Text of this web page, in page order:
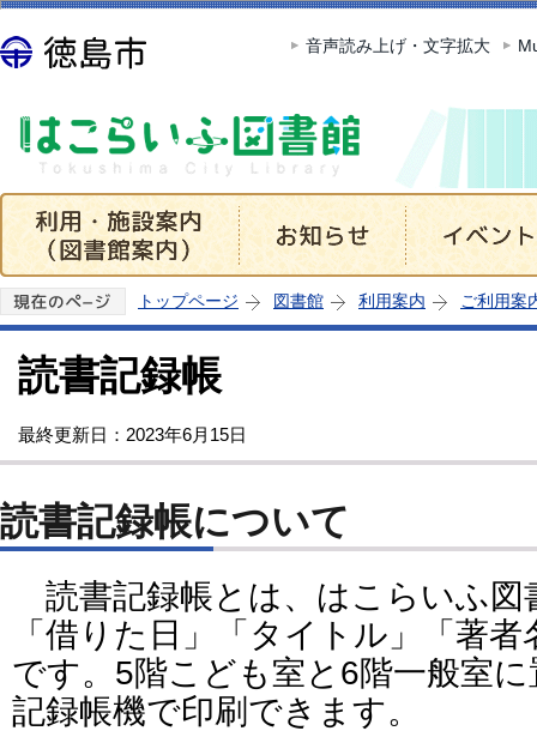
この
音声読み上げ・文字拡大
トップページ 図書館 利用案内 ご利用案
読書記録帳
最終更新日：2023年6月15日
読書記録帳について
読書記録帳とは、はこらいふ図
「借りた日」「タイトル」「著
です。5階こども室と6階一般室
記録帳機で印刷できます。